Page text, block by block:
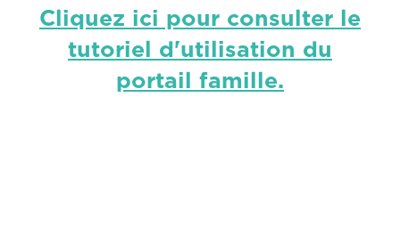
Cliquez ici pour consulter le
tutoriel d'utilisation du
portail famille.